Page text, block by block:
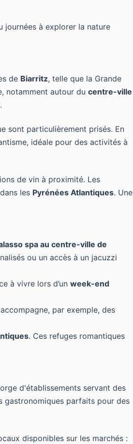
journées à explorer la nature
de Biarritz, telle que la Grande
notamment autour du centre-ville
sont particulièrement prisés. En
idéale pour des activités à
de vin à proximité. Les
les Pyrénées Atlantiques. Une
spa au centre-ville de
ou un accès à un jacuzzi
à vivre lors d’un week-end
par exemple, des
. Ces refuges romantiques
d'établissements servant des
gastronomiques parfaits pour des
disponibles sur les marchés :